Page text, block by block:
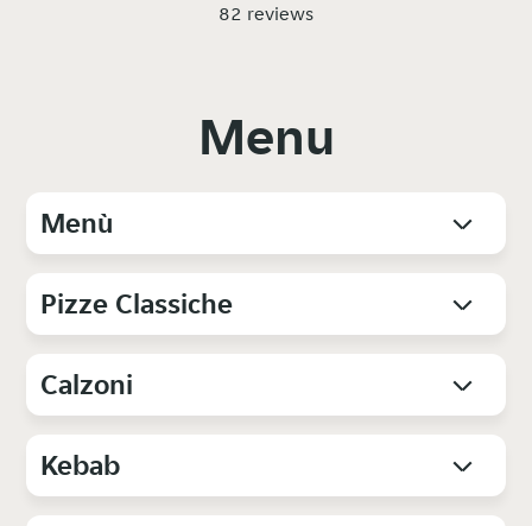
82 reviews
Menu
Menù
Pizze Classiche
Calzoni
Kebab